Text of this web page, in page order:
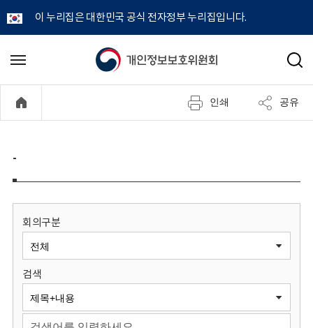
이 누리집은 대한민국 공식 전자정부 누리집입니다.
개
정
보
원
회
메
기
검
인쇄 공유
-
회의구분
검색